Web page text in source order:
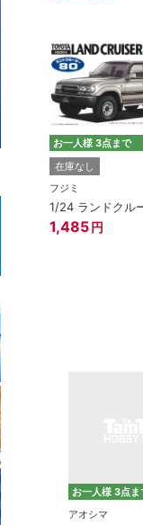
お一人様 3点まで
在庫なし
フジミ
1/24 ランドクル
1,485 円
お一人様 3点ま
アオシマ